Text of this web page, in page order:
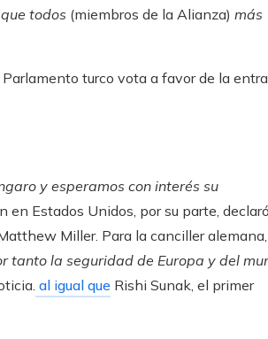
todos (miembros de la Alianza) más
Parlamento turco vota a favor de la
y esperamos con interés su
Estados Unidos, por su parte,
Miller. Para la canciller alemana,
tanto la seguridad de Europa y del
al igual que Rishi Sunak, el primer